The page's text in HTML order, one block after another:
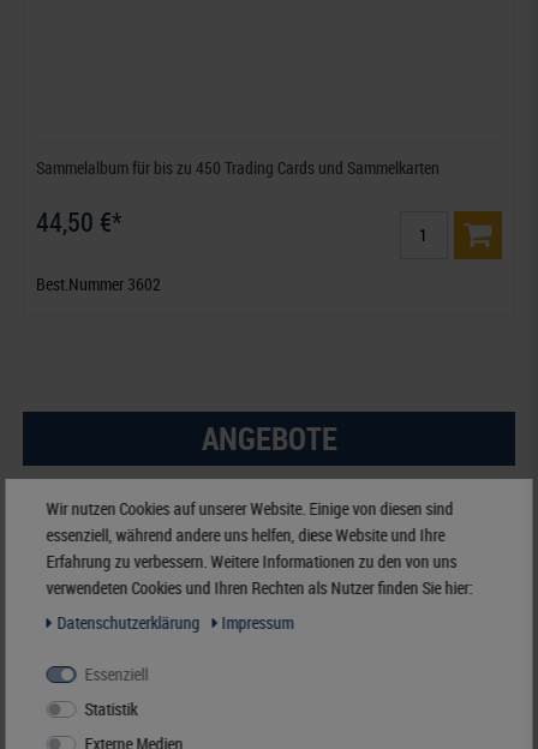
Sammelalbum für bis zu 450 Trading Cards und Sammelkarten
44,50 €*
Best.Nummer 3602
ANGEBOTE
-15%
Wir nutzen Cookies auf unserer Website. Einige von diesen sind
essenziell, während andere uns helfen, diese Website und Ihre
Erfahrung zu verbessern. Weitere Informationen zu den von uns
verwendeten Cookies und Ihren Rechten als Nutzer finden Sie hier:
Daten­schutz­erklärung
Impressum
Essenziell
Statistik
Externe Medien